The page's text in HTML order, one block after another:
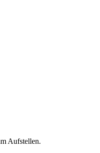
Aufstellen.